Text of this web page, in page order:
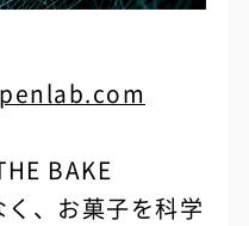
BAKE
、お菓子を科学